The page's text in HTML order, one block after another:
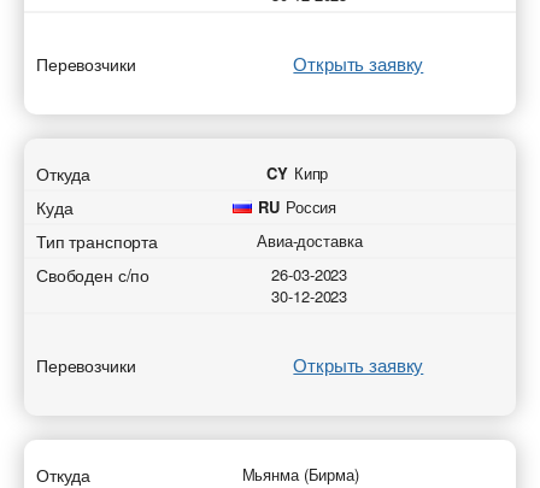
Перевозчики Открыть заявку
Откуда CY Кипр
Куда RU Россия
Тип транспорта Авиа-доставка
Свободен с/по
26-03-2023
30-12-2023
Перевозчики Открыть заявку
Откуда Мьянма (Бирма)